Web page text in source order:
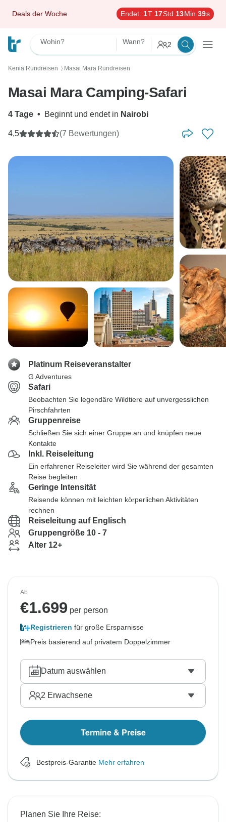
Deals der Woche Endet: 1T 17Std 13Min 38s
Wohin? Wann? 2
Kenia Rundreisen 〉 Masai Mara Rundreisen
Masai Mara Camping-Safari
4 Tage • Beginnt und endet in Nairobi
4,5 (7 Bewertungen)
Platinum Reiseveranstalter
G Adventures
Safari
Beobachten Sie legendäre Wildtiere auf unvergesslichen
Pirschfahrten
Gruppenreise
Schließen Sie sich einer Gruppe an und knüpfen neue
Kontakte
Inkl. Reiseleitung
Ein erfahrener Reiseleiter wird Sie während der gesamten
Reise begleiten
Geringe Intensität
Reisende können mit leichten körperlichen Aktivitäten
rechnen
Reiseleitung auf Englisch
Gruppengröße 10 - 7
Alter 12+
Ab
€1.699 per person
Registrieren für große Ersparnisse
Preis basierend auf privatem Doppelzimmer
Datum auswählen
2 Erwachsene
Termine & Preise
Bestpreis-Garantie Mehr erfahren
Planen Sie Ihre Reise: